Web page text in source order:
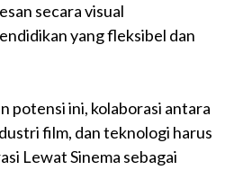
secara visual
yang fleksibel dan
potensi ini, kolaborasi antara
film, dan teknologi harus
Lewat Sinema sebagai